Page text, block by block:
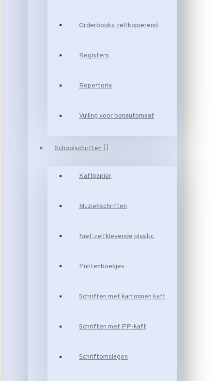
Orderbooks zelfkopiërend
Registers
Repertoria
Vulling voor bonautomaat
Schoolschriften
Kaftpapier
Muziekschriften
Niet-zelfklevende plastic
Puntenboekjes
Schriften met kartonnen kaft
Schriften met PP-kaft
Schriftomslagen